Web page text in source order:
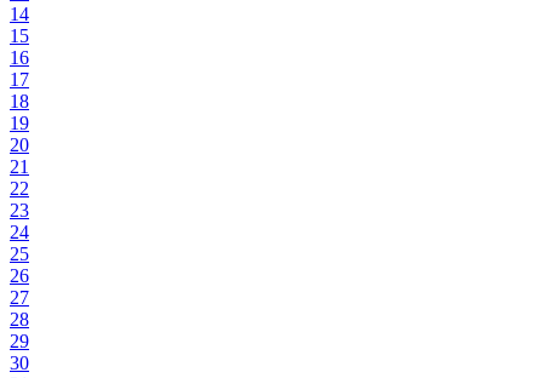
14
15
16
17
18
19
20
21
22
23
24
25
26
27
28
29
30